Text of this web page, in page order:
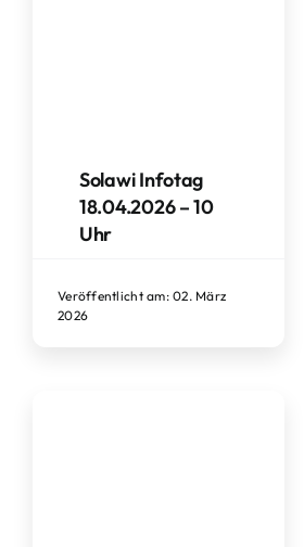
Solawi Infotag
18.04.2026 – 10
Uhr
Veröffentlicht am: 02. März
2026